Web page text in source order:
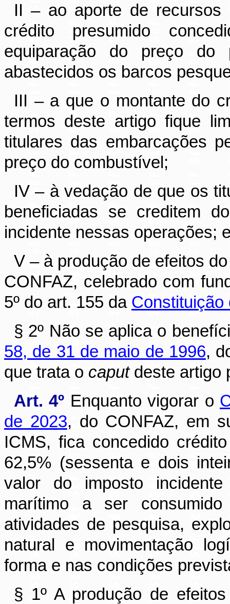
II – ao aporte de recursos
crédito presumido
equiparação do preço
abastecidos os barcos
III – a que o montante do
termos deste artigo fique
titulares das embarcações
preço do combustível;
IV – à vedação de que os
beneficiadas se creditem
incidente nessas operações;
V – à produção de efeitos
CONFAZ, celebrado com
5º do art. 155 da Constituição
§ 2º Não se aplica o
58, de 31 de maio de 1996,
que trata o caputdeste artigo
Art. 4º Enquanto vigorar o
de 2023, do CONFAZ, em
ICMS, fica concedido
62,5% (sessenta e dois
valor do imposto
marítimo a ser
atividades de pesquisa,
natural e movimentação
forma e nas condições
§ 1º A produção de